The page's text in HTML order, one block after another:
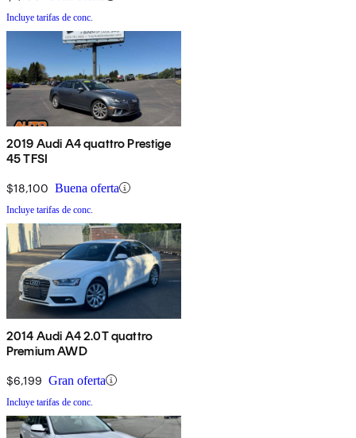
Incluye tarifas de conc.
2019 Audi A4 quattro Prestige
45 TFSI
$18,100 Buena oferta
Incluye tarifas de conc.
2014 Audi A4 2.0T quattro
Premium AWD
$6,199 Gran oferta
Incluye tarifas de conc.